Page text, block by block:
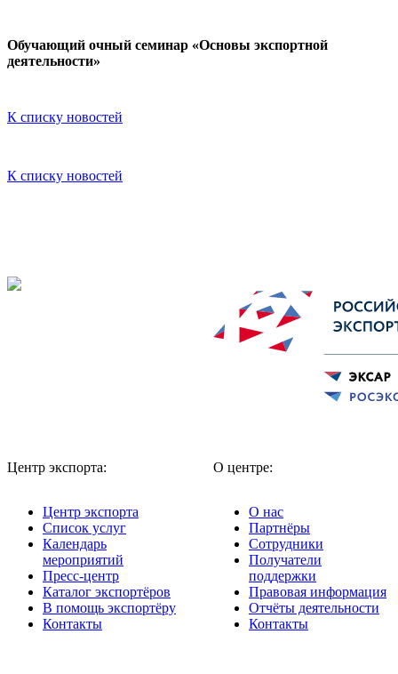
Обучающий очный семинар «Основы экспортной
деятельности»
К списку новостей
К списку новостей
Центр экспорта:
Центр экспорта
Список услуг
Календарь
мероприятий
Пресс-центр
Каталог экспортёров
В помощь экспортёру
Контакты
О центре:
О нас
Партнёры
Сотрудники
Получатели
поддержки
Правовая информация
Отчёты деятельности
Контакты